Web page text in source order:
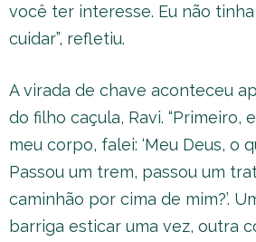
você ter interesse. Eu não
cuidar”, refletiu.
A virada de chave aconteceu
do filho caçula, Ravi. “Primeiro,
meu corpo, falei: ‘Meu Deus, o
Passou um trem, passou um
caminhão por cima de mim?’.
barriga esticar uma vez, outra